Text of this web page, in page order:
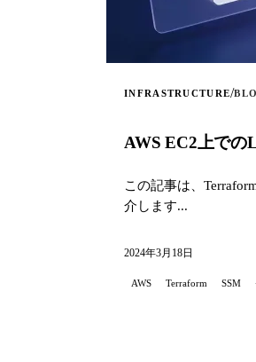
INFRASTRUCTURE/
AWS EC2上での
この記事は、
介します...
2024年3月18日
AWS Terraform SSM